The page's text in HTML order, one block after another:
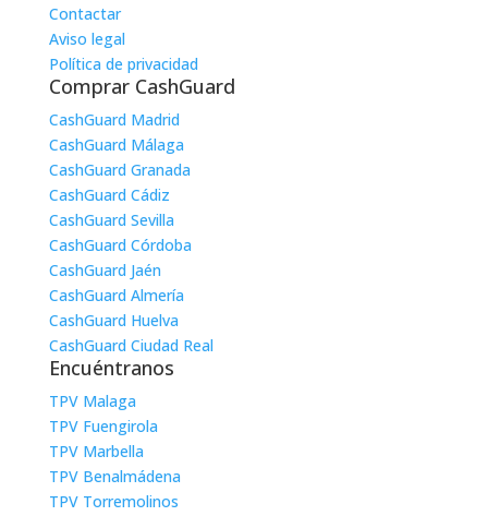
Contactar
Aviso legal
Política de privacidad
Comprar CashGuard
CashGuard Madrid
CashGuard Málaga
CashGuard Granada
CashGuard Cádiz
CashGuard Sevilla
CashGuard Córdoba
CashGuard Jaén
CashGuard Almería
CashGuard Huelva
CashGuard Ciudad Real
Encuéntranos
TPV Malaga
TPV Fuengirola
TPV Marbella
TPV Benalmádena
TPV Torremolinos